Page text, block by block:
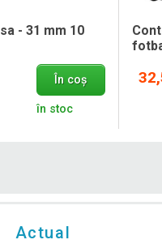
- 31 mm 10
În coș
în stoc
Actual